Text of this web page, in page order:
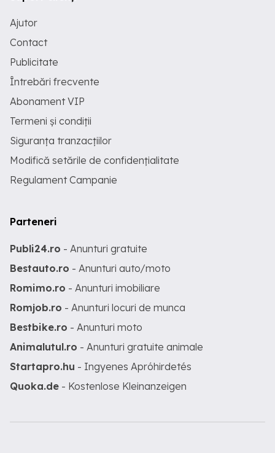
Ajutor
Contact
Publicitate
Întrebări frecvente
Abonament VIP
Termeni și condiții
Siguranța tranzacțiilor
Modifică setările de confidențialitate
Regulament Campanie
Parteneri
Publi24.ro - Anunturi gratuite
Bestauto.ro - Anunturi auto/moto
Romimo.ro - Anunturi imobiliare
Romjob.ro - Anunturi locuri de munca
Bestbike.ro - Anunturi moto
Animalutul.ro - Anunturi gratuite animale
Startapro.hu - Ingyenes Apróhirdetés
Quoka.de - Kostenlose Kleinanzeigen